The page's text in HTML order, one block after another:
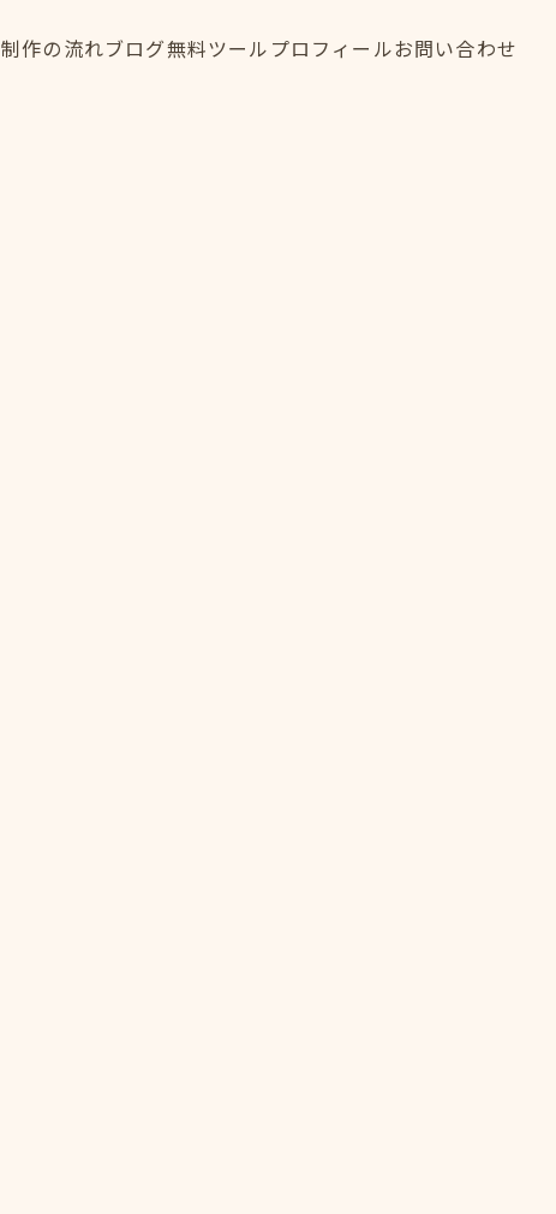
制作の流れブログ無料ツール プロフィールお問い合わせ